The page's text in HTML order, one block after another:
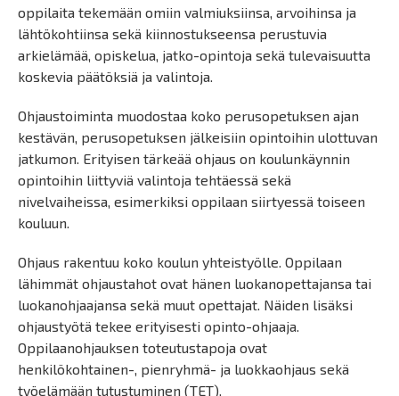
oppilaita tekemään omiin valmiuksiinsa, arvoihinsa ja
lähtökohtiinsa sekä kiinnostukseensa perustuvia
arkielämää, opiskelua, jatko-opintoja sekä tulevaisuutta
koskevia päätöksiä ja valintoja.
Ohjaustoiminta muodostaa koko perusopetuksen ajan
kestävän, perusopetuksen jälkeisiin opintoihin ulottuvan
jatkumon. Erityisen tärkeää ohjaus on koulunkäynnin
opintoihin liittyviä valintoja tehtäessä sekä
nivelvaiheissa, esimerkiksi oppilaan siirtyessä toiseen
kouluun.
Ohjaus rakentuu koko koulun yhteistyölle. Oppilaan
lähimmät ohjaustahot ovat hänen luokanopettajansa tai
luokanohjaajansa sekä muut opettajat. Näiden lisäksi
ohjaustyötä tekee erityisesti opinto-ohjaaja.
Oppilaanohjauksen toteutustapoja ovat
henkilökohtainen-, pienryhmä- ja luokkaohjaus sekä
työelämään tutustuminen (TET).